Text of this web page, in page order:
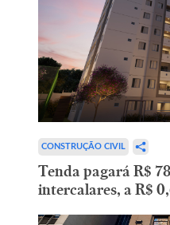
CONSTRUÇÃO CIVIL
Tenda pagará R$
intercalares, a R$